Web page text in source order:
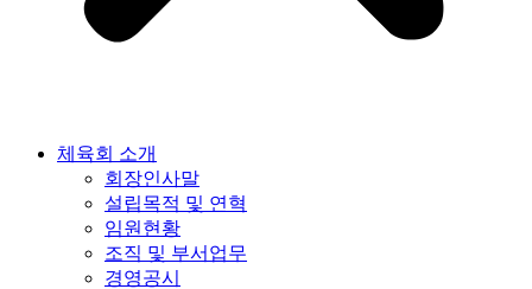
체육회 소개
회장인사말
설립목적 및 연혁
임원현황
조직 및 부서업무
경영공시